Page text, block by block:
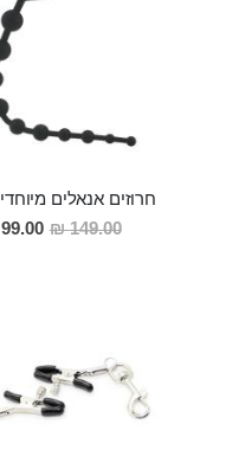
149.00 ₪
מחיר
מבצע
99.00 ₪